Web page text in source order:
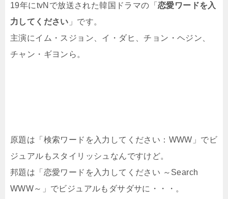
19年にtvNで放送された韓国ドラマの「 恋愛ワードを入
力してください 」です。
主演にイム・スジョン、イ・ダヒ、チョン・ヘジン、
チャン・ギヨンら。
原題は「検索ワードを入力してください：WWW」でビ
ジュアルもスタイリッシュなんですけど。
邦題は「恋愛ワードを入力してください ～Search
WWW～」でビジュアルもダサダサに・・・。